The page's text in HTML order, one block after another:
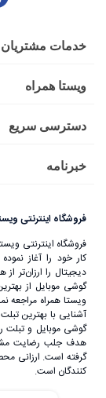
خدمات مشتریان
ویستا همراه
دسترسی سریع
خبرنامه
فروشگاه اینترنتی
فروشگاه اینترنتی
کار خود را آغاز
دیجیتال را ارزان‌تر
گوشی موبایل از
ویستا همراه مراجعه
آشنایی با بهترین
گوشی موبایل و تبلت
هدف جلب رضایت
گرفته است. ارزانی
کنندگان است.